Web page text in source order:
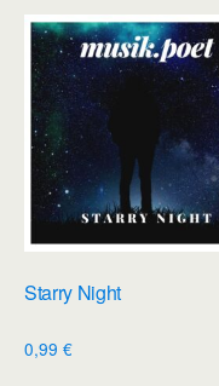
Starry Night
0,99 €